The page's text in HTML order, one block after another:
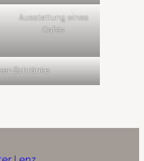
Ausstattung eines
Cafés
Schränke